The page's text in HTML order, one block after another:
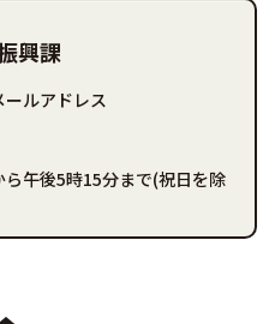
興課
ールアドレス
午後5時15分まで(祝日を除